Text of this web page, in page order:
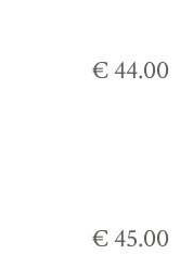
€ 44.00
€ 45.00